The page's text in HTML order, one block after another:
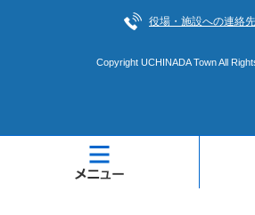
役場・施設への連絡
Copyright UCHINADA Town All